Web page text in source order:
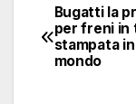
articoli
Bugatti la
per freni in
stampata in
mondo